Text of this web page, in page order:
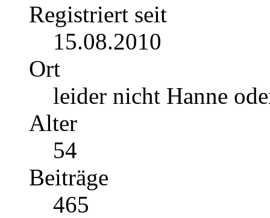
Registriert seit
15.08.2010
Ort
leider nicht Hanne
Alter
54
Beiträge
465